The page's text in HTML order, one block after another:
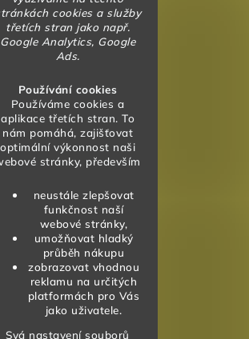
cookies a služby
třetích stran jako např.
Google Analytics, Google
Ads.
Používání cookies
Používáme cookies a
aplikace třetích stran. To
nám pomáhá, zajišťovat
optimální výkonnost naši
stránky, především
neustále zlepšovat
funkčnost naší
webové stránky,
umožňovat hladký
průběh nákupu
zobrazovat vhodnou
reklamu na určitých
platformách pro Vás
jako uživatele.
Svá nastavení souborů
osobních údajů